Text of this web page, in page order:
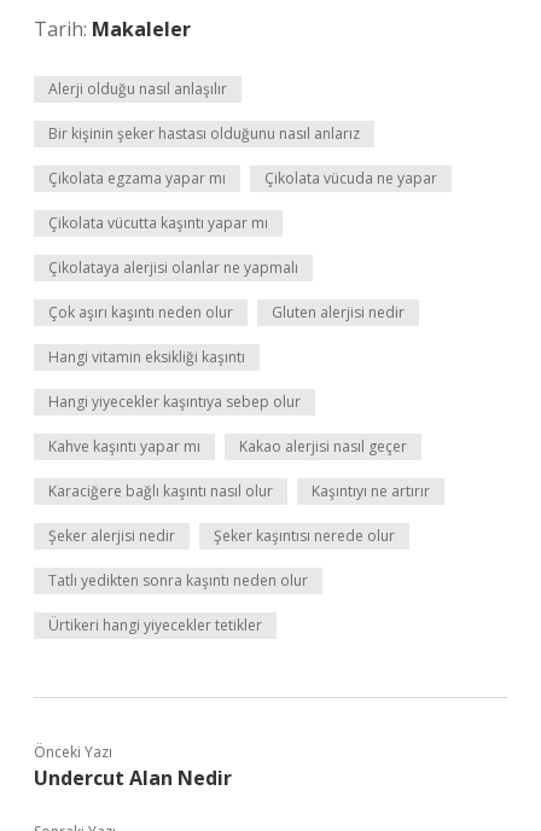
Tarih: Makaleler
Alerji olduğu nasıl anlaşılır
Bir kişinin şeker hastası olduğunu nasıl anlarız
Çikolata egzama yapar mı Çikolata vücuda ne yapar
Çikolata vücutta kaşıntı yapar mı
Çikolataya alerjisi olanlar ne yapmalı
Çok aşırı kaşıntı neden olur Gluten alerjisi nedir
Hangi vitamin eksikliği kaşıntı
Hangi yiyecekler kaşıntıya sebep olur
Kahve kaşıntı yapar mı Kakao alerjisi nasıl geçer
Karaciğere bağlı kaşıntı nasıl olur Kaşıntıyı ne artırır
Şeker alerjisi nedir Şeker kaşıntısı nerede olur
Tatlı yedikten sonra kaşıntı neden olur
Ürtikeri hangi yiyecekler tetikler
Önceki Yazı
Undercut Alan Nedir